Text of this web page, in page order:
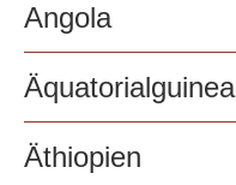
Angola
Äquatorialguinea
Äthiopien